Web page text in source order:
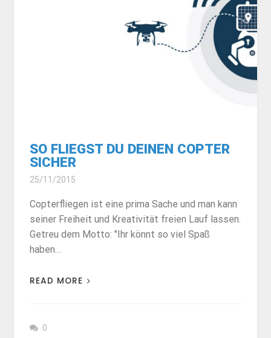
SO FLIEGST DU DEINEN COPTER
SICHER
25/11/2015
Copterfliegen ist eine prima Sache und man kann
seiner Freiheit und Kreativität freien Lauf lassen.
Getreu dem Motto: "Ihr könnt so viel Spaß
haben…
READ MORE
0